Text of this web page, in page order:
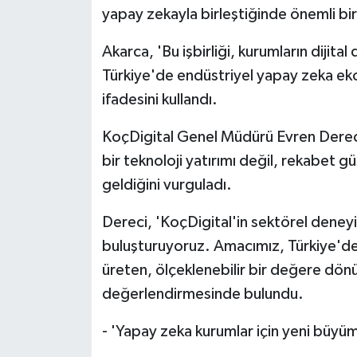
yapay zekayla birleştiğinde önemli
Akarca, 'Bu işbirliği, kurumların dijital
Türkiye'de endüstriyel yapay zeka
ifadesini kullandı.
KoçDigital Genel Müdürü Evren
bir teknoloji yatırımı değil, rekabet
geldiğini vurguladı.
Dereci, 'KoçDigital'in sektörel
buluşturuyoruz. Amacımız,
üreten, ölçeklenebilir bir değere
değerlendirmesinde bulundu.
- 'Yapay zeka kurumlar için yeni